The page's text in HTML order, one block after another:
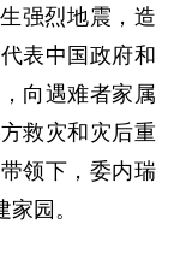
强烈地震，造
表中国政府和
向遇难者家属
救灾和灾后重
领下，委内瑞
园。